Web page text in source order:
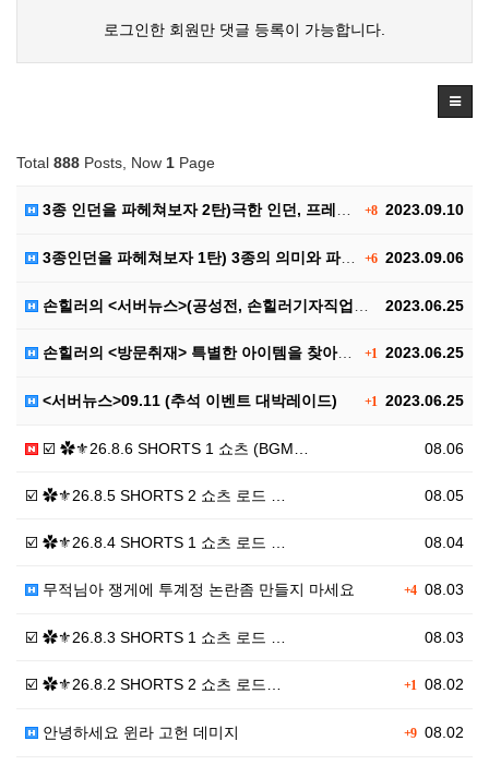
로그인한 회원만 댓글 등록이 가능합니다.
Total 888 Posts, Now 1 Page
+82023.09.10
3종 인던을 파헤쳐보자 2탄)극한 인던, 프레야 인던,…
+62023.09.06
3종인던을 파헤쳐보자 1탄) 3종의 의미와 파티구성, …
2023.06.25
손힐러의 <서버뉴스>(공성전, 손힐러기자직업공개(?))
+1 2023.06.25
손힐러의 <방문취재> 특별한 아이템을 찾아서..
+1 2023.06.25
<서버뉴스>09.11 (추석 이벤트 대박레이드)
08.06
☑️ ✿⚜26.8.6 SHORTS 1 쇼츠 (BGM…
08.05
☑️ ✿⚜26.8.5 SHORTS 2 쇼츠 로드 …
08.04
☑️ ✿⚜26.8.4 SHORTS 1 쇼츠 로드 …
+408.03
무적님아 쟁게에 투계정 논란좀 만들지 마세요
08.03
☑️ ✿⚜26.8.3 SHORTS 1 쇼츠 로드 …
+1 08.02
☑️ ✿⚜26.8.2 SHORTS 2 쇼츠 로드…
+908.02
안녕하세요 윈라 고헌 데미지